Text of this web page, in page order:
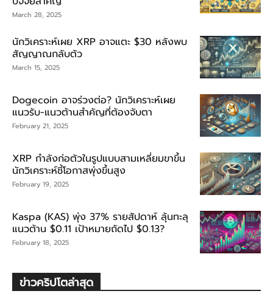
March 28, 2025
นักวิเคราะห์เผย XRP อาจแตะ $30 หลังพบ
สัญญาณกลับตัว
March 15, 2025
Dogecoin อาจร่วงต่อ? นักวิเคราะห์เผย
แนวรับ-แนวต้านสำคัญที่ต้องจับตา
February 21, 2025
XRP กำลังก่อตัวในรูปแบบสามเหลี่ยมขาขึ้น
นักวิเคราะห์ชี้โอกาสพุ่งขึ้นสูง
February 19, 2025
Kaspa (KAS) พุ่ง 37% รายสัปดาห์ ลุ้นทะลุ
แนวต้าน $0.11 เป้าหมายถัดไป $0.13?
February 18, 2025
ข่าวคริปโตล่าสุด